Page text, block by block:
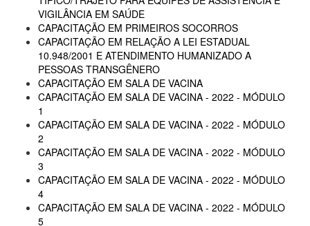
VIGILÂNCIA EM SAÚDE
CAPACITAÇÃO EM PRIMEIROS SOCORROS
CAPACITAÇÃO EM RELAÇÃO A LEI ESTADUAL
10.948/2001 E ATENDIMENTO HUMANIZADO A
PESSOAS TRANSGÊNERO
CAPACITAÇÃO EM SALA DE VACINA
CAPACITAÇÃO EM SALA DE VACINA - 2022 - MÓDULO
1
CAPACITAÇÃO EM SALA DE VACINA - 2022 - MÓDULO
2
CAPACITAÇÃO EM SALA DE VACINA - 2022 - MÓDULO
3
CAPACITAÇÃO EM SALA DE VACINA - 2022 - MÓDULO
4
CAPACITAÇÃO EM SALA DE VACINA - 2022 - MÓDULO
5